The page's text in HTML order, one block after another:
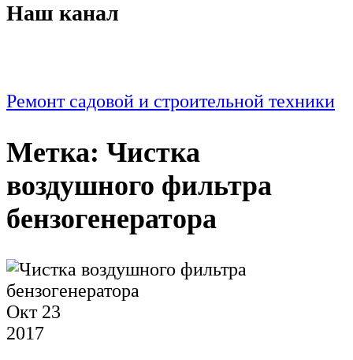
Наш канал
Ремонт садовой и строительной техники
Метка: Чистка
воздушного фильтра
бензогенератора
Окт 23
2017